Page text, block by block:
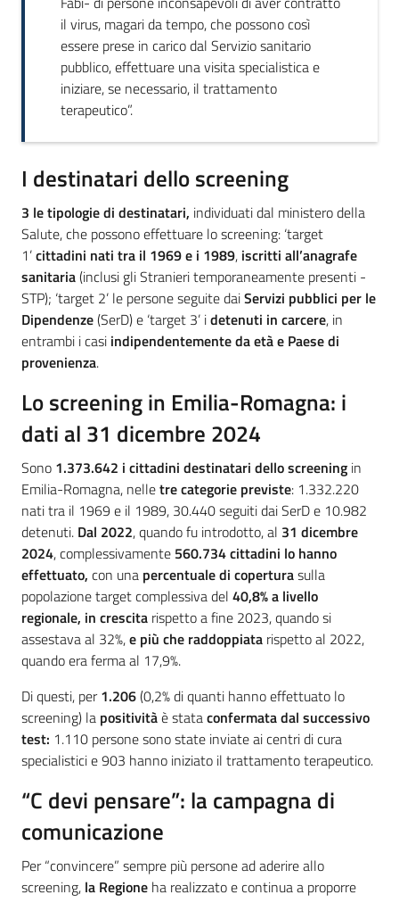
il virus, magari da tempo, che possono così
essere prese in carico dal Servizio sanitario
pubblico, effettuare una visita specialistica e
iniziare, se necessario, il trattamento
terapeutico”.
I destinatari dello screening
3 le tipologie di destinatari, individuati dal ministero della
Salute, che possono effettuare lo screening: ‘target
1’cittadini nati tra il 1969 e i 1989, iscritti all’anagrafe
sanitaria(inclusi gli Stranieri temporaneamente presenti -
STP); ‘target 2’ le persone seguite daiServizi pubblici per le
Dipendenze(SerD) e ‘target 3’ idetenuti in carcere, in
entrambi i casi indipendentemente da età e Paese di
provenienza.
Lo screening in Emilia-Romagna: i
dati al 31 dicembre 2024
Sono 1.373.642 i cittadini destinatari dello screening in
Emilia-Romagna, nelletre categorie previste: 1.332.220
nati tra il 1969 e il 1989, 30.440 seguiti dai SerD e 10.982
detenuti. Dal 2022, quando fu introdotto, al 31 dicembre
2024, complessivamente 560.734 cittadini lo hanno
effettuato, con una percentuale di coperturasulla
popolazione target complessiva del 40,8% a livello
regionale, in crescita rispetto a fine 2023, quando si
assestava al 32%,e più che raddoppiata rispetto al 2022,
quando era ferma al 17,9%.
Di questi, per1.206(0,2% di quanti hanno effettuato lo
screening) la positivitàè stataconfermata dal successivo
test: 1.110 persone sono state inviate ai centri di cura
specialistici e 903 hanno iniziato il trattamento terapeutico.
“C devi pensare”: la campagna di
comunicazione
Per “convincere” sempre più persone ad aderire allo
screening, la Regione ha realizzato e continua a proporre